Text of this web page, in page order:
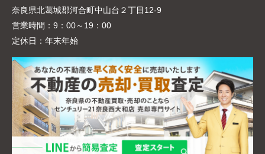
奈良県北葛城郡河合町中山台２丁目12-9
営業時間： 9：00～19：00
定休日： 年末年始